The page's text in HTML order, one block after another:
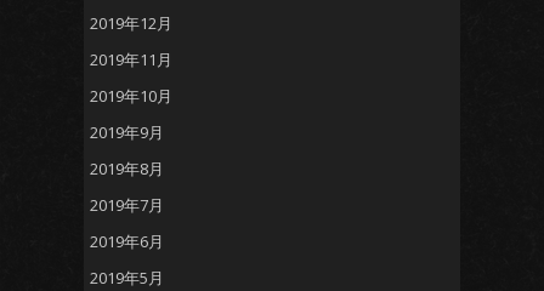
2019年12月
2019年11月
2019年10月
2019年9月
2019年8月
2019年7月
2019年6月
2019年5月